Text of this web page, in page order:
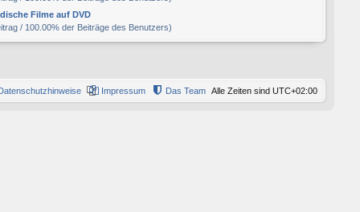
Filme auf DVD
/ 100.00% der Beiträge des Benutzers)
Alle Zeiten sind UTC+02:00
Das Team
Impressum